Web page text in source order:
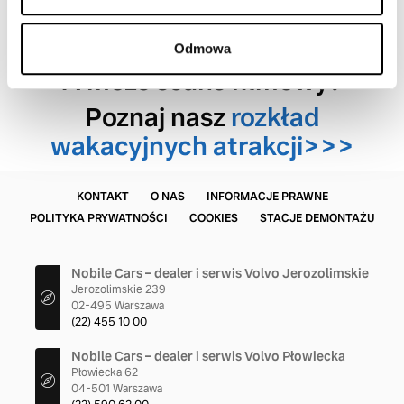
Odmowa
owocową granitę, partyjke
ping-ponga czy bilarda!
A może seans filmowy?
Poznaj naszrozkład
wakacyjnych atrakcji>>>
KONTAKT O NAS
INFORMACJE PRAWNE
POLITYKA PRYWATNOŚCI
COOKIES STACJE DEMONTAŻU
Nobile Cars – dealer i serwis Volvo Jerozolimskie
Jerozolimskie 239
02-495 Warszawa
(22) 455 10 00
Nobile Cars – dealer i serwis Volvo Płowiecka
Płowiecka 62
04-501 Warszawa